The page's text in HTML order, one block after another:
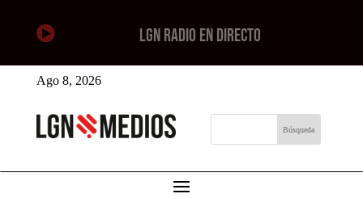
 LGN RADIO EN DIRECTO
Ago 8, 2026